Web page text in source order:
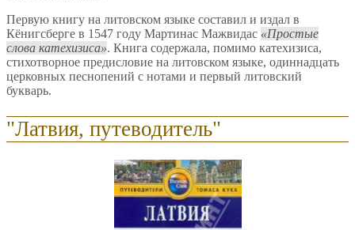
Первую книгу на литовском языке составил и издал в
Кёнигсберге в 1547 году Мартинас Мажвидас
Простые
слова катехизиса . Книга содержала, помимо катехизиса,
стихотворное предисловие на литовском языке, одиннадцать
церковных песнопений с нотами и первый литовский
букварь.
"Латвия, путеводитель"